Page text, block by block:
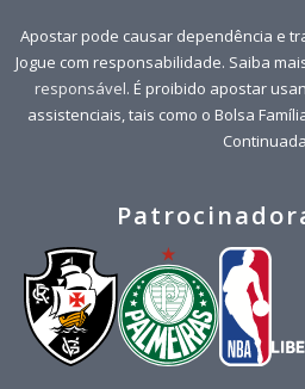
Apostar pode causar dependência e
Jogue com responsabilidade. Saiba
responsável. É proibido apostar
assistenciais, tais como o Bolsa